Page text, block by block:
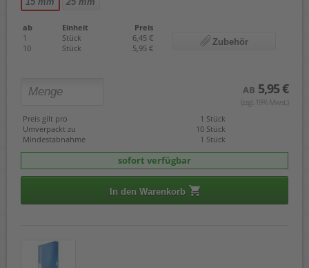
ab Einheit
Preis
1
Stück
6,45 €
10
Stück 5,95 €
Zubehör
AB 5,95 €
(zzgl. 19% Mwst.)
Preis gilt pro
1 Stück
Umverpackt zu
10 Stück
Mindestabnahme
1 Stück
sofort verfügbar
In den Warenkorb